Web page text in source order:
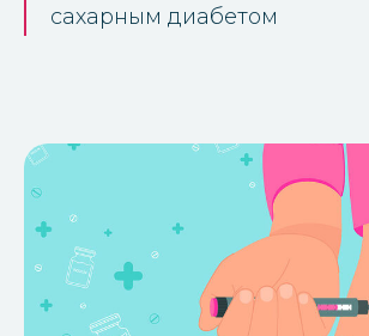
сахарным диабетом